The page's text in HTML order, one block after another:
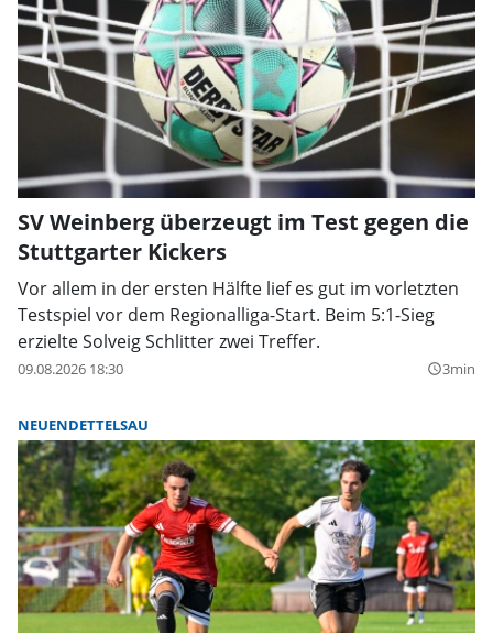
SV Weinberg überzeugt im Test gegen die
Stuttgarter Kickers
Vor allem in der ersten Hälfte lief es gut im vorletzten
Testspiel vor dem Regionalliga-Start. Beim 5:1-Sieg
erzielte Solveig Schlitter zwei Treffer.
09.08.2026 18:30 query_builder3min
NEUENDETTELSAU